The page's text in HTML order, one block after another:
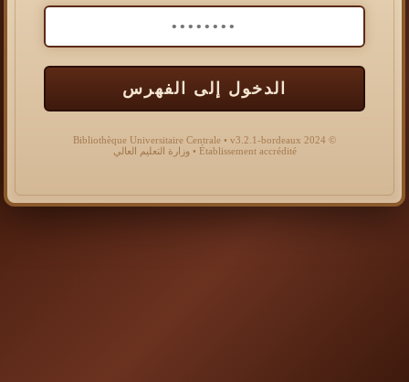
الدخول إلى الفهرس
© 2024 Bibliothèque Universitaire Centrale • v3.2.1-bordeaux
Établissement accrédité • وزارة التعليم العالي